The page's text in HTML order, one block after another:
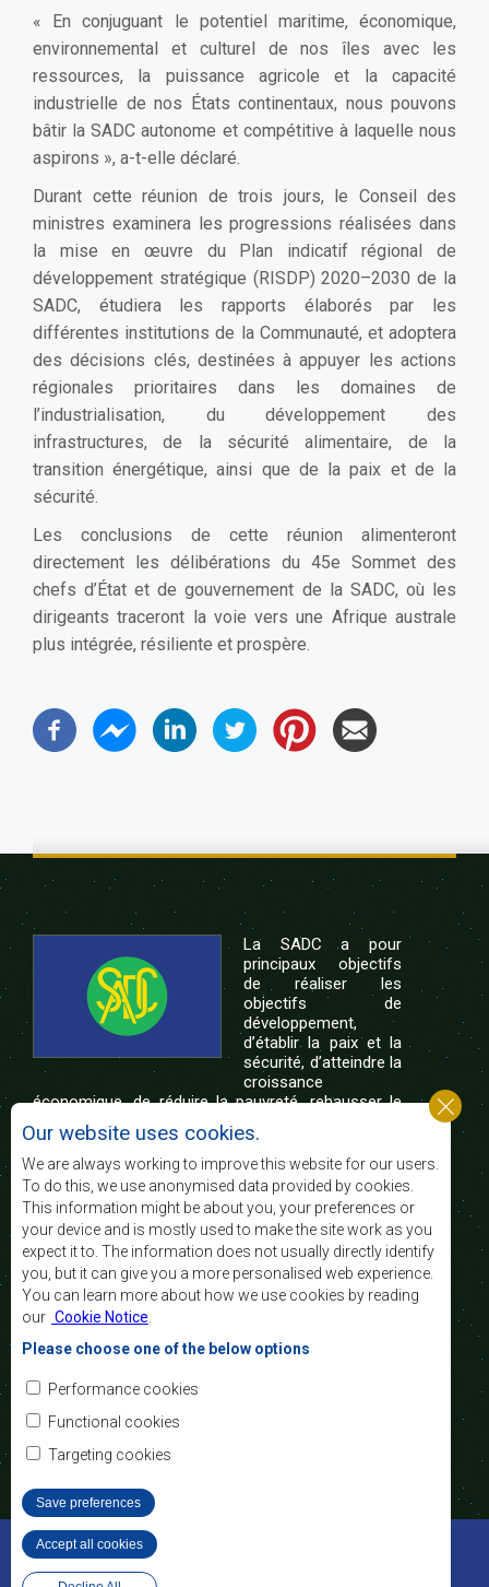
« En conjuguant le potentiel maritime, économique,
environnemental et culturel de nos îles avec les
ressources, la puissance agricole et la capacité
industrielle de nos États continentaux, nous pouvons
bâtir la SADC autonome et compétitive à laquelle nous
aspirons », a-t-elle déclaré.
Durant cette réunion de trois jours, le Conseil des
ministres examinera les progressions réalisées dans
la mise en œuvre du Plan indicatif régional de
développement stratégique (RISDP) 2020–2030 de la
SADC, étudiera les rapports élaborés par les
différentes institutions de la Communauté, et adoptera
des décisions clés, destinées à appuyer les actions
régionales prioritaires dans les domaines de
l’industrialisation, du développement des
infrastructures, de la sécurité alimentaire, de la
transition énergétique, ainsi que de la paix et de la
sécurité.
Les conclusions de cette réunion alimenteront
directement les délibérations du 45e Sommet des
chefs d’État et de gouvernement de la SADC, où les
dirigeants traceront la voie vers une Afrique australe
plus intégrée, résiliente et prospère.
La SADC a pour
principaux objectifs
de réaliser les
objectifs de
développement,
d’établir la paix et la
sécurité, d’atteindre la
croissance
économique, de réduire la pauvreté, rehausser le
niveau et la qualité de vie du peuple de l’Afrique
australe et d’appuyer les défavorisés sociaux par le
biais de l’intégration régionale, de principes
démocratiques consolidés et d’un développement
équitable et durable.
Nous contacter
SADC House
Plot No. 54385
Central Business District
Private Bag 0095
©2022 SADC. Tous droits réservés.
Our website uses cookies.
We are always working to improve this website for our users.
To do this, we use anonymised data provided by cookies.
This information might be about you, your preferences or
your device and is mostly used to make the site work as you
expect it to. The information does not usually directly identify
you, but it can give you a more personalised web experience.
You can learn more about how we use cookies by reading
our Cookie Notice
Please choose one of the below options
Performance cookies
Functional cookies
Targeting cookies
Save preferences
Accept all cookies
Withdraw consent